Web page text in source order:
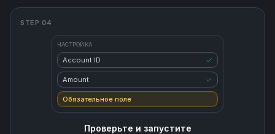
STEP 04
НАСТРОЙКА
Account ID
Amount
Обязательное поле
Проверьте и запустите